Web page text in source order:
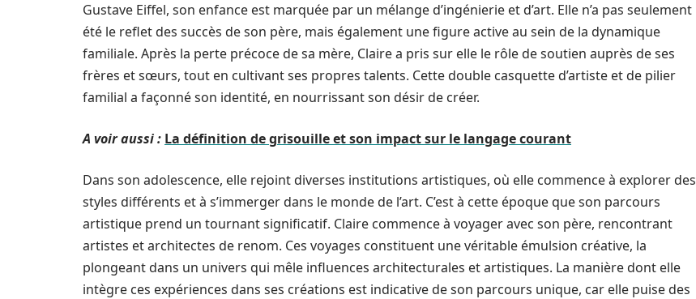
Gustave Eiffel, son enfance est marquée par un mélange d’ingénierie et d’art. Elle n’a pas seulement
été le reflet des succès de son père, mais également une figure active au sein de la dynamique
familiale. Après la perte précoce de sa mère, Claire a pris sur elle le rôle de soutien auprès de ses
frères et sœurs, tout en cultivant ses propres talents. Cette double casquette d’artiste et de pilier
familial a façonné son identité, en nourrissant son désir de créer.
A voir aussi : La définition de grisouille et son impact sur le langage courant
Dans son adolescence, elle rejoint diverses institutions artistiques, où elle commence à explorer des
styles différents et à s’immerger dans le monde de l’art. C’est à cette époque que son parcours
artistique prend un tournant significatif. Claire commence à voyager avec son père, rencontrant
artistes et architectes de renom. Ces voyages constituent une véritable émulsion créative, la
plongeant dans un univers qui mêle influences architecturales et artistiques. La manière dont elle
intègre ces expériences dans ses créations est indicative de son parcours unique, car elle puise des